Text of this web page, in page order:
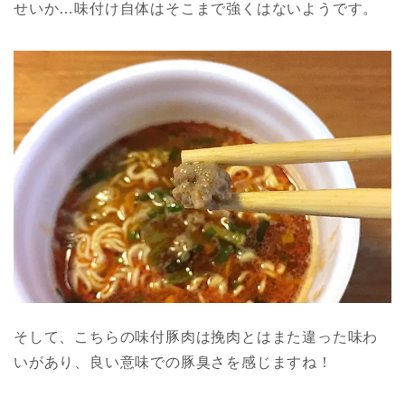
せいか…味付け自体はそこまで強くはないようです。
そして、こちらの味付豚肉は挽肉とはまた違った味わ
いがあり、良い意味での豚臭さを感じますね！